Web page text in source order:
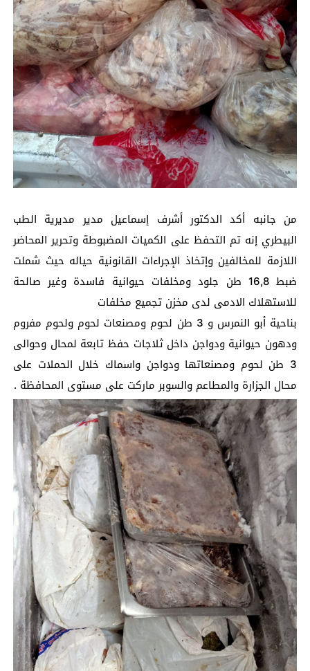
من جانبه أكد الدكتور أشرف إسماعيل مدير مديرية الطب
البيطري إنه تم التحفظ على الكميات المضبوطة وتحرير المحاضر
اللازمة للمخالفين وإتخاذ الإجراءات القانونية حياله حيث شملت
ضبط 16,8 طن جلود ومخلفات حيوانية فاسدة وغير صالحة
للاستهلاك الادمى لدى مخزن تجميع مخلفات
بناحية أبو النمرس و 3 طن لحوم ومصنعات لحوم ولحوم مفروم
ودهون حيوانية ودواجن داخل ثلاجات حفظ تابعة لمحال وحوالى
3 طن لحوم ومصنعاتها ودواجن واسماك خلال الحملات على
محال الجزارة والمطاعم والسوبر ماركت على مستوى المحافظة .